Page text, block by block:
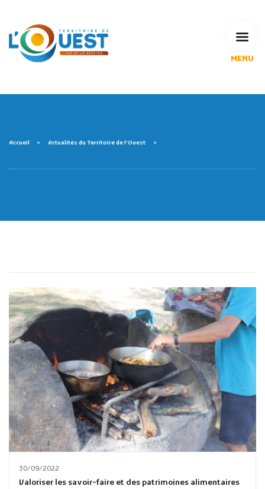
MENU
Publicité des actes
Marchés publics
Projets financés par l'Europe
Plans d'accès
Accueil Actualités du Territoire de l'Ouest
30/09/2022
Valoriser les savoir-faire et des patrimoines alimentaires